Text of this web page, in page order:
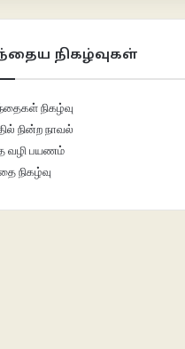
நிகழ்வுகள்
நிகழ்வு
நின்ற நாவல்
வழி பயணம்
நிகழ்வு